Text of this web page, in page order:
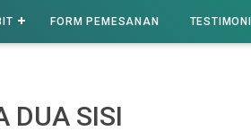
FORM PEMESANAN TESTIMONI
DUA SISI